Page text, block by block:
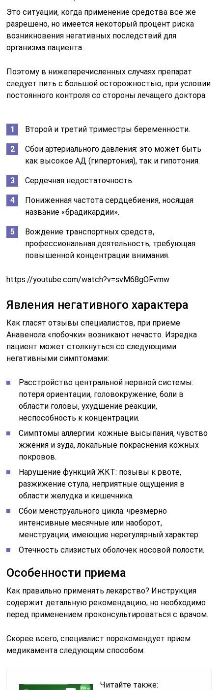
Это ситуации, когда применение средства все же
разрешено, но имеется некоторый процент риска
возникновения негативных последствий для
организма пациента.
Поэтому в нижеперечисленных случаях препарат
следует пить с большой осторожностью, при условии
постоянного контроля со стороны лечащего доктора.
Второй и третий триместры беременности.
Сбои артериального давления: это может быть
как высокое АД (гипертония), так и гипотония.
Сердечная недостаточность.
Пониженная частота сердцебиения, носящая
название «брадикардии».
Вождение транспортных средств,
профессиональная деятельность, требующая
повышенной концентрации внимания.
https://youtube.com/watch?v=svM68gOFvmw
Явления негативного характера
Как гласят отзывы специалистов, при приеме
Анавенола «побочки» возникают нечасто. Изредка
пациент может столкнуться со следующими
негативными симптомами:
Расстройство центральной нервной системы:
потеря ориентации, головокружение, боли в
области головы, ухудшение реакции,
неспособность к концентрации.
Симптомы аллергии: кожные высыпания, чувство
жжения и зуда, локальные покраснения кожных
покровов.
Нарушение функций ЖКТ: позывы к рвоте,
разжижение стула, неприятные ощущения в
области желудка и кишечника.
Сбои менструального цикла: чрезмерно
интенсивные месячные или наоборот,
менструации, имеющие нерегулярный характер.
Отечность слизистых оболочек носовой полости.
Особенности приема
Как правильно применять лекарство? Инструкция
содержит детальную рекомендацию, но необходимо
перед применением проконсультироваться с врачом.
Скорее всего, специалист порекомендует прием
медикамента следующим способом:
Читайте также: